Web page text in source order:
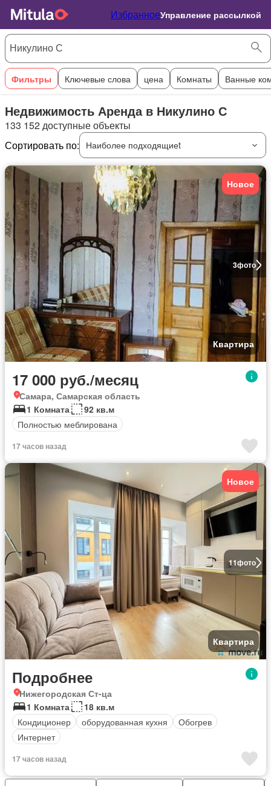
ИзбранноеУправление рассылкой
Фильтры Ключевые слова цена Комнаты Ванные
Недвижимость Аренда в Никулино С
133 152 доступные объекты
Сортировать по:
Наиболее подходящиеt
3фото
Новое
Квартира
17 000 руб./месяц
Самара, Самарская область
1 Комната
92 кв.м
Полностью меблирована
17 часов назад
11фото
Новое
Квартира
Подробнее
Нижегородская Ст-ца
1 Комната
18 кв.м
Кондиционер
оборудованная кухня
Обогрев
Интернет
17 часов назад